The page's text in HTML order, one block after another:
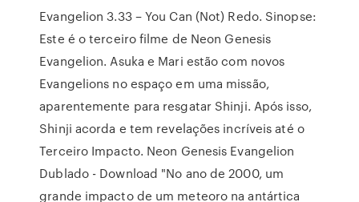
Evangelion 3.33 – You Can (Not) Redo. Sinopse:
Este é o terceiro filme de Neon Genesis
Evangelion. Asuka e Mari estão com novos
Evangelions no espaço em uma missão,
aparentemente para resgatar Shinji. Após isso,
Shinji acorda e tem revelações incríveis até o
Terceiro Impacto. Neon Genesis Evangelion
Dublado - Download "No ano de 2000, um
grande impacto de um meteoro na antártica